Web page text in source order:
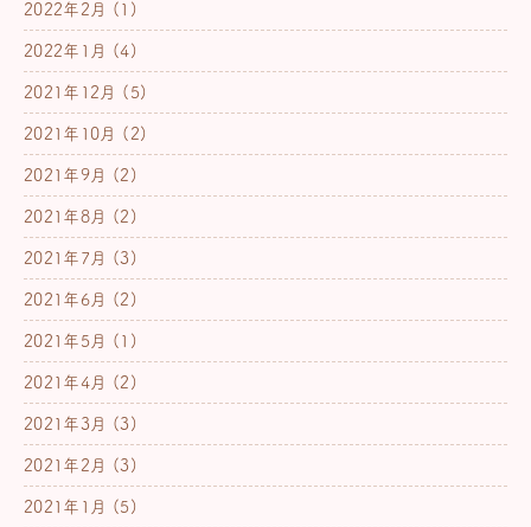
2022年2月 (1)
2022年1月 (4)
2021年12月 (5)
2021年10月 (2)
2021年9月 (2)
2021年8月 (2)
2021年7月 (3)
2021年6月 (2)
2021年5月 (1)
2021年4月 (2)
2021年3月 (3)
2021年2月 (3)
2021年1月 (5)